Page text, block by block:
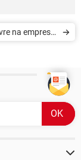
na empresa: